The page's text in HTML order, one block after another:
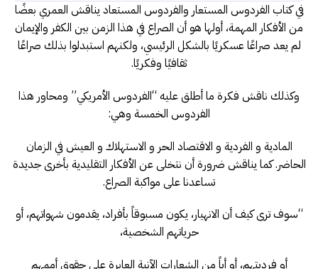
في كتاب الفردوس المستعار والفردوس المستعاد يناقش العمري بعضًا
من الأفكار المهمة، أولها هو أن الصراع في هذا الزمن بين الكفر والإيمان
لم يعد صراعًا عسكريًا بالشكل الرئيسي، ولكنهم استبدلوا بذلك صراعًا
ثقافيًا وفكريًا.
وكذلك ناقش فكرة ما أطلق عليه “الفردوس الأمريكي” ومحاور هذا
الفردوس الخمسة وهي:
المادية و الفردية و الاقتصاد الحر و الاستهلاك و العيش في الزمان
الحاضر. كما يناقش ضرورة أن نتخلى عن الأفكار التقليدية بأخرى جديدة
تساعدنا على مواكبة الصراع.
“سوف ترى كيف أن الانهيار، يكون مسبوقاً بأفراد، يقدمون شهواتهم، أو
حرياتهم الشخصية،
أو فرديتهم، أو أياً من الشعارات الآنية العابرة على حقوق أممهم